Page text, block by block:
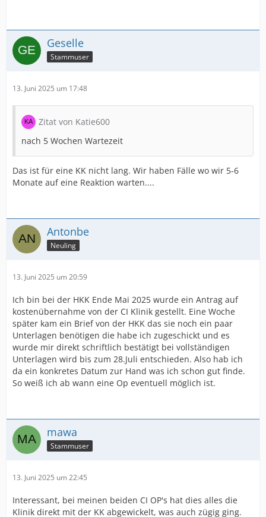
Geselle
Stammuser
13. Juni 2025 um 17:48
Zitat von Katie600
nach 5 Wochen Wartezeit
Das ist für eine KK nicht lang. Wir haben Fälle wo wir 5-6
Monate auf eine Reaktion warten....
Antonbe
Neuling
13. Juni 2025 um 20:59
Ich bin bei der HKK Ende Mai 2025 wurde ein Antrag auf
kostenübernahme von der CI Klinik gestellt. Eine Woche
später kam ein Brief von der HKK das sie noch ein paar
Unterlagen benötigen die habe ich zugeschickt und es
wurde mir direkt schriftlich bestätigt bei vollständigen
Unterlagen wird bis zum 28.Juli entschieden. Also hab ich
da ein konkretes Datum zur Hand was ich schon gut finde.
So weiß ich ab wann eine Op eventuell möglich ist.
mawa
Stammuser
13. Juni 2025 um 22:45
Interessant, bei meinen beiden CI OP's hat dies alles die
Klinik direkt mit der KK abgewickelt, was auch zügig ging.